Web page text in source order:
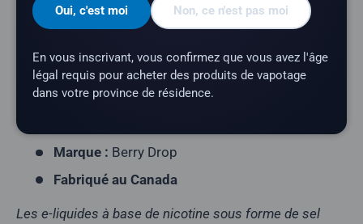
Profil aromatique :cerise, framboise bleue,
Contenance du flacon :30 ml
Rapport VG/PG : 50/50
Marque : Berry Drop
Fabriqué au Canada
Les e-liquides à base de nicotine sous forme de sel
Oui, c'est moi Non, ce n'est pas moi
En vous inscrivant, vous confirmez que vous avez l'âge
légal requis pour acheter des produits de vapotage
dans votre province de résidence.